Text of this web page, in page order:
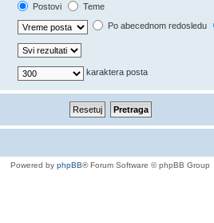
Postovi
Teme
Po abecednom redosledu
karaktera posta
Powered by phpBB® Forum Software © phpBB Group